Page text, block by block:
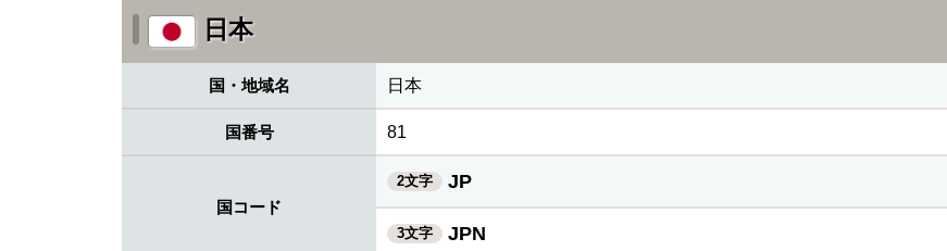
日本
国・地域名 日本
国番号 81
国コード
2文字 JP
3文字 JPN